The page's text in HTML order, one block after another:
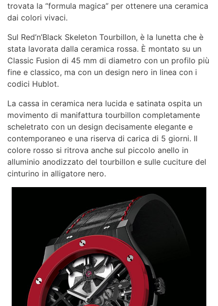
trovata la “formula magica” per ottenere una ceramica
dai colori vivaci.
Sul Red’n’Black Skeleton Tourbillon, è la lunetta che è
stata lavorata dalla ceramica rossa. È montato su un
Classic Fusion di 45 mm di diametro con un profilo più
fine e classico, ma con un design nero in linea con i
codici Hublot.
La cassa in ceramica nera lucida e satinata ospita un
movimento di manifattura tourbillon completamente
scheletrato con un design decisamente elegante e
contemporaneo e una riserva di carica di 5 giorni. Il
colore rosso si ritrova anche sul piccolo anello in
alluminio anodizzato del tourbillon e sulle cuciture del
cinturino in alligatore nero.